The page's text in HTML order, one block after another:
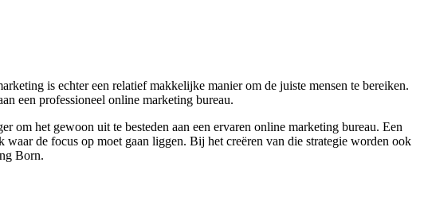
is echter een relatief makkelijke manier om de juiste mensen te bereiken.
een professioneel online marketing bureau.
om het gewoon uit te besteden aan een ervaren online marketing bureau. Een
de focus op moet gaan liggen. Bij het creëren van die strategie worden ook
Born.